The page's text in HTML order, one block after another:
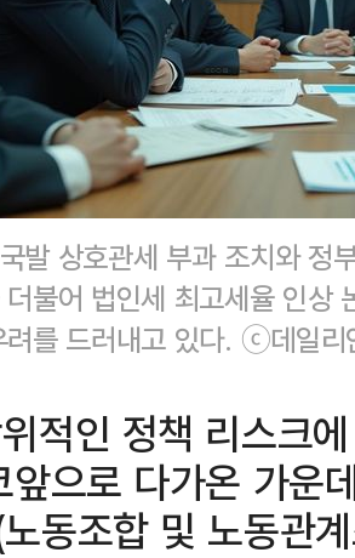
발 상호관세 부과 조치와 정
불어 법인세 최고세율 인상
려를 드러내고 있다. ⓒ데일
적인 정책 리스크
으로 다가온 가운
동조합 및 노동관